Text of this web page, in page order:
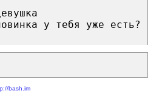
у тебя уже есть?
bash.im